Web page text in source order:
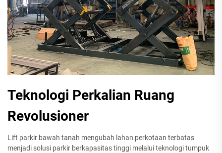
Teknologi Perkalian Ruang
Revolusioner
Lift parkir bawah tanah mengubah lahan perkotaan terbatas
menjadi solusi parkir berkapasitas tinggi melalui teknologi tumpuk